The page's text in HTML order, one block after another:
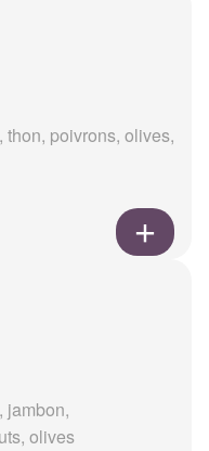
poivrons, olives,
jambon,
olives